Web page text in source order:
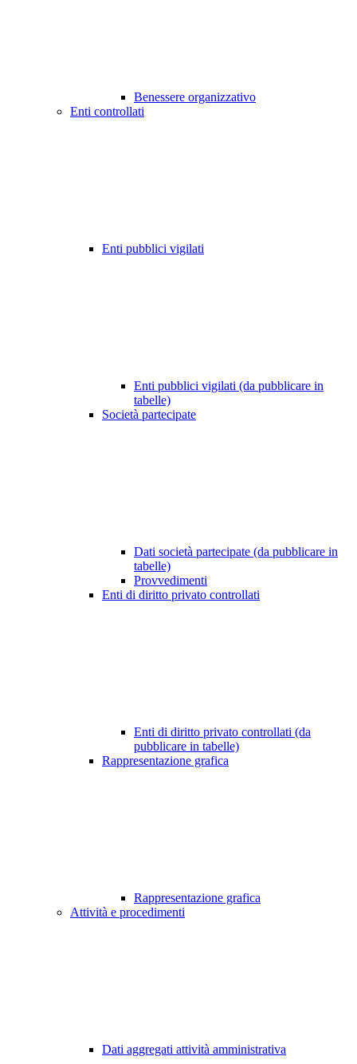
Benessere organizzativo
Enti controllati
Enti pubblici vigilati
Enti pubblici vigilati (da pubblicare in
tabelle)
Società partecipate
Dati società partecipate (da pubblicare in
tabelle)
Provvedimenti
Enti di diritto privato controllati
Enti di diritto privato controllati (da
pubblicare in tabelle)
Rappresentazione grafica
Rappresentazione grafica
Attività e procedimenti
Dati aggregati attività amministrativa